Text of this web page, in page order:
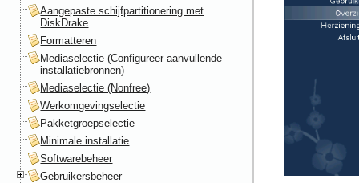
Aangepaste schijfpartitionering met
DiskDrake
Formatteren
Mediaselectie (Configureer aanvullende
installatiebronnen)
Mediaselectie (Nonfree)
Werkomgevingselectie
Pakketgroepselectie
Minimale installatie
Softwarebeheer
Gebruikersbeheer